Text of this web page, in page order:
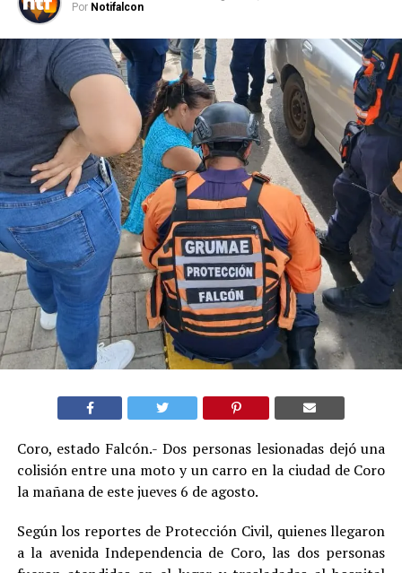
Por Notifalcon
Coro, estado Falcón.- Dos personas lesionadas dejó una
colisión entre una moto y un carro en la ciudad de Coro
la mañana de este jueves 6 de agosto.
Según los reportes de Protección Civil, quienes llegaron
a la avenida Independencia de Coro, las dos personas